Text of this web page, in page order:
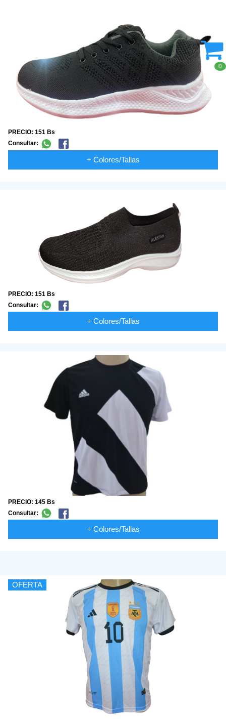
PRECIO: 151 Bs
Consultar:
+ Colores/Tallas
PRECIO: 151 Bs
Consultar:
+ Colores/Tallas
PRECIO: 145 Bs
Consultar:
+ Colores/Tallas
OFERTA
0